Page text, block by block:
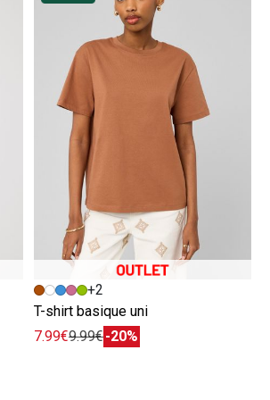
Image précédente
Image suivante
+2
T-shirt basique uni
7.99€9.99€-20%